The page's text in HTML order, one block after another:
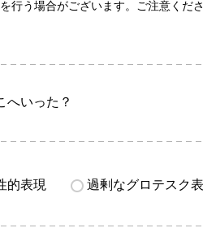
う場合がございます。ご注意くださ
へいった？
的表現 過剰なグロテスク